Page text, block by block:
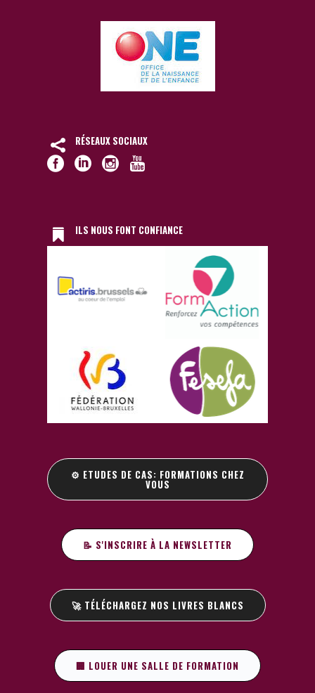
RÉSEAUX SOCIAUX
ILS NOUS FONT CONFIANCE
⚙️ ETUDES DE CAS: FORMATIONS CHEZ
VOUS
📝 S'INSCRIRE À LA NEWSLETTER
🚀 TÉLÉCHARGEZ NOS LIVRES BLANCS
🏢 LOUER UNE SALLE DE FORMATION